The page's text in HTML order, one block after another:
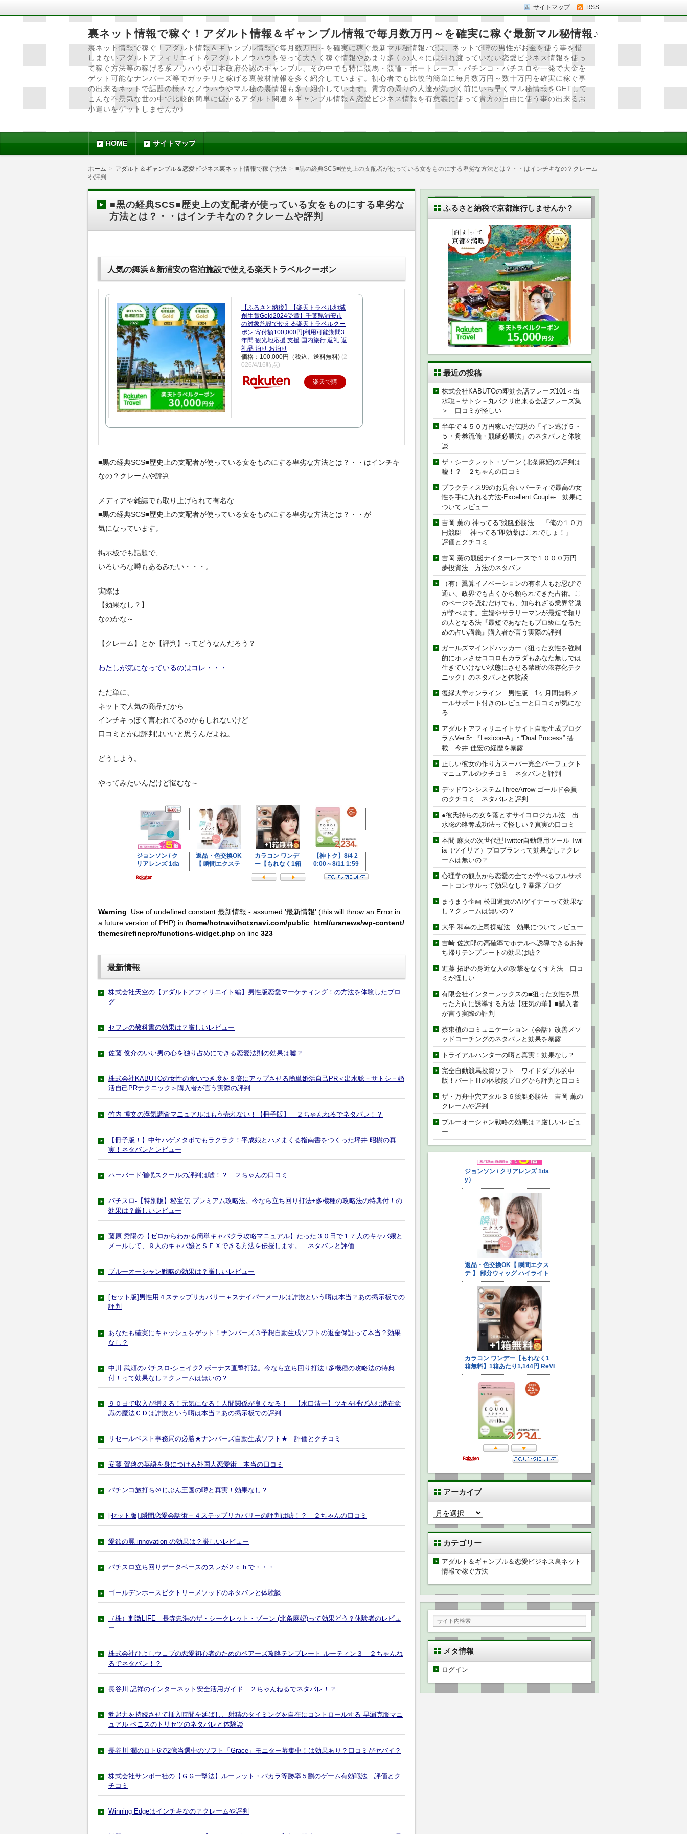
サイトマップ RSS
裏ネット情報で稼ぐ！アダルト情報＆ギャンブル情報で毎月数万円～を確実に稼ぐ最新マル秘情報♪
裏ネット情報で稼ぐ！アダルト情報＆ギャンブル情報で毎月数万円～を確実に稼ぐ最新マル秘情報♪では、ネットで噂の男性がお金を使う事を惜
しまないアダルトアフィリエイト＆アダルトノウハウを使って大きく稼ぐ情報やあまり多くの人々には知れ渡っていない恋愛ビジネス情報を使っ
て稼ぐ方法等の稼げる系ノウハウや日本政府公認のギャンブル、その中でも特に競馬・競輪・ボートレース・パチンコ・パチスロや一発で大金を
ゲット可能なナンバーズ等でガッチリと稼げる裏教材情報を多く紹介しています。初心者でも比較的簡単に毎月数万円～数十万円を確実に稼ぐ事
の出来るネットで話題の様々なノウハウやマル秘の裏情報も多く紹介しています。貴方の周りの人達が気づく前にいち早くマル秘情報をGETして
こんな不景気な世の中で比較的簡単に儲かるアダルト関連＆ギャンブル情報＆恋愛ビジネス情報を有意義に使って貴方の自由に使う事の出来るお
小遣いをゲットしませんか♪
HOME サイトマップ
ホーム アダルト＆ギャンブル＆恋愛ビジネス裏ネット情報で稼ぐ方法
■黒の経典SCS■歴史上の支配者が使っている女をものにする卑劣な方法とは？・・はインチキなの？クレーム
や評判
■黒の経典SCS■歴史上の支配者が使っている女をものにする卑劣な
方法とは？・・はインチキなの？クレームや評判
人気の舞浜＆新浦安の宿泊施設で使える楽天トラベルクーポン
【ふるさと納税】【楽天トラベル地域
創生賞Gold2024受賞】千葉県浦安市
の対象施設で使える楽天トラベルクー
ポン 寄付額100,000円|利用可能期間3
年間 観光地応援 支援 国内旅行 返礼 返
礼品 泊り お泊り
価格：100,000円（税込、送料無料) (2
026/4/16時点)
楽天で購
■黒の経典SCS■歴史上の支配者が使っている女をものにする卑劣な方法とは？・・はインチキ
なの？クレームや評判
メディアや雑誌でも取り上げられて有名な
■黒の経典SCS■歴史上の支配者が使っている女をものにする卑劣な方法とは？・・が
気になっています。
掲示板でも話題で、
いろいろな噂もあるみたい・・・。
実際は
【効果なし？】
なのかな～
【クレーム】とか【評判】ってどうなんだろう？
わたしが気になっているのはコレ・・・
ただ単に、
ネットで人気の商品だから
インチキっぽく言われてるのかもしれないけど
口コミとかは評判はいいと思うんだよね。
どうしよう。
やってみたいんだけど悩むな～
Warning: Use of undefined constant 最新情報 - assumed '最新情報' (this will throw an Error in
a future version of PHP) in /home/hotnavi/hotxnavi.com/public_html/uranews/wp-content/
themes/refinepro/functions-widget.php on line 323
最新情報
株式会社天空の【アダルトアフィリエイト編】男性版恋愛マーケティング！の方法を体験したブロ
グ
セフレの教科書の効果は？厳しいレビュー
佐藤 俊介のいい男の心を独り占めにできる恋愛法則の効果は嘘？
株式会社KABUTOの女性の食いつき度を８倍にアップさせる簡単婚活自己PR＜出水聡－サトシ－婚
活自己PRテクニック＞購入者が言う実際の評判
竹内 博文の浮気調査マニュアルはもう売れない！【冊子版】 ２ちゃんねるでネタバレ！？
【冊子版！】中年ハゲメタボでもラクラク！平成娘とハメまくる指南書をつくった坪井 昭樹の真
実！ネタバレとレビュー
ハーバード催眠スクールの評判は嘘！？ ２ちゃんの口コミ
パチスロ-【特別版】秘宝伝 プレミアム攻略法。今なら立ち回り打法+多機種の攻略法の特典付！の
効果は？厳しいレビュー
藤原 秀陽の【ゼロからわかる簡単キャバクラ攻略マニュアル】たった３０日で１７人のキャバ嬢と
メールして、９人のキャバ嬢とＳＥＸできる方法を伝授します。 ネタバレと評価
ブルーオーシャン戦略の効果は？厳しいレビュー
[セット版]男性用４ステップリカバリー＋スナイパーメールは詐欺という噂は本当？あの掲示板での
評判
あなたも確実にキャッシュをゲット！ナンバーズ３予想自動生成ソフトの返金保証って本当？効果
なし？
中川 武頼のパチスロ-シェイク2 ボーナス直撃打法。今なら立ち回り打法+多機種の攻略法の特典
付！って効果なし？クレームは無いの？
９０日で収入が増える！元気になる！人間関係が良くなる！ 【水口清一】ツキを呼び込む潜在意
識の魔法ＣＤは詐欺という噂は本当？あの掲示板での評判
リセールベスト事務局の必勝★ナンバーズ自動生成ソフト★ 評価とクチコミ
安藤 賀啓の英語を身につける外国人恋愛術 本当の口コミ
パチンコ旅打ち＠じぶん王国の噂と真実！効果なし？
[セット版].瞬間恋愛会話術＋４ステップリカバリーの評判は嘘！？ ２ちゃんの口コミ
愛欲の罠-innovation-の効果は？厳しいレビュー
パチスロ立ち回りデータベースのスレが２ｃｈで・・・
ゴールデンホースビクトリーメソッドのネタバレと体験談
（株）刺激LIFE 長寺忠浩のザ・シークレット・ゾーン (北条麻妃)って効果どう？体験者のレビュ
ー
株式会社ひよしウェブの恋愛初心者のためのペアーズ攻略テンプレート ルーティン３ ２ちゃんね
るでネタバレ！？
長谷川 記祥のインターネット安全活用ガイド ２ちゃんねるでネタバレ！？
勃起力を持続させて挿入時間を延ばし、射精のタイミングを自在にコントロールする 早漏克服マニ
ュアル ペニスのトリセツのネタバレと体験談
長谷川 潤のロト6で2億当選中のソフト「Grace」モニター募集中！は効果あり？口コミがヤバイ？
株式会社サンポー社の【ＧＧ一撃法】ルーレット・バカラ等勝率５割のゲーム有効戦法 評価とク
チコミ
Winning Edgeはインチキなの？クレームや評判
ふるさと納税で京都旅行しませんか？
最近の投稿
株式会社KABUTOの即効会話フレーズ101＜出
水聡－サトシ－丸パクリ出来る会話フレーズ集
＞ 口コミが怪しい
半年で４５０万円稼いだ伝説の「イン逃げ５・
５・舟券流儀・競艇必勝法」のネタバレと体験
談
ザ・シークレット・ゾーン (北条麻妃)の評判は
嘘！？ ２ちゃんの口コミ
プラクティス99のお見合いパーティで最高の女
性を手に入れる方法-Excellent Couple- 効果に
ついてレビュー
吉岡 薫の”神ってる”競艇必勝法 「俺の１０万
円競艇 ”神ってる”即効薬はこれでしょ！」
評価とクチコミ
吉岡 薫の競艇ナイターレースで１０００万円
夢投資法 方法のネタバレ
（有）翼算イノベーションの有名人もお忍びで
通い、政界でも古くから頼られてきた占術。こ
のページを読むだけでも、知られざる業界常識
が学べます。主婦やサラリーマンが最短で頼り
の人となる法『最短であなたもプロ級になるた
めの占い講義』購入者が言う実際の評判
ガールズマインドハッカー（狙った女性を強制
的にホレさせココロもカラダもあなた無しでは
生きていけない状態にさせる禁断の依存化テク
ニック）のネタバレと体験談
復縁大学オンライン 男性版 1ヶ月間無料メ
ールサポート付きのレビューと口コミが気にな
る
アダルトアフィリエイトサイト自動生成プログ
ラムVer.5~『Lexicon-A』~“Dual Process” 搭
載 今井 佳宏の経歴を暴露
正しい彼女の作り方スーパー完全パーフェクト
マニュアルのクチコミ ネタバレと評判
デッドワンシステムThreeArrow-ゴールド会員-
のクチコミ ネタバレと評判
●彼氏持ちの女を落とすサイコロジカル法 出
水聡の略奪成功法って怪しい？真実の口コミ
本間 麻央の次世代型Twitter自動運用ツール Twil
ia（ツイリア）プロプランって効果なし？クレ
ームは無いの？
心理学の観点から恋愛の全てが学べるフルサポ
ートコンサルって効果なし？暴露ブログ
まうまう企画 松田道貴のAIゲイナーって効果な
し？クレームは無いの？
大平 和幸の上司操縦法 効果についてレビュー
吉崎 佐次郎の高確率でホテルへ誘導できるお持
ち帰りテンプレートの効果は嘘？
進藤 拓磨の身近な人の攻撃をなくす方法 口コ
ミが怪しい
有限会社インターレックスの■狙った女性を思
った方向に誘導する方法【狂気の華】■購入者
が言う実際の評判
蔡東植のコミュニケーション（会話）改善メソ
ッドコーチングのネタバレと効果を暴露
トライアルハンターの噂と真実！効果なし？
完全自動競馬投資ソフト ワイドダブル的中
版！パートⅢの体験談ブログから評判と口コミ
ザ・万舟中穴アタル３６競艇必勝法 吉岡 薫の
クレームや評判
ブルーオーシャン戦略の効果は？厳しいレビュ
ー
アーカイブ
ア
ー
カ
イ
ブ
カテゴリー
アダルト＆ギャンブル＆恋愛ビジネス裏ネット
情報で稼ぐ方法
メタ情報
ログイン